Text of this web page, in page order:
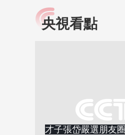
小央視頻
央視看點
才子張岱嚴選朋友圈